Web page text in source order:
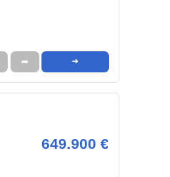
➦ ➜
649.900 €